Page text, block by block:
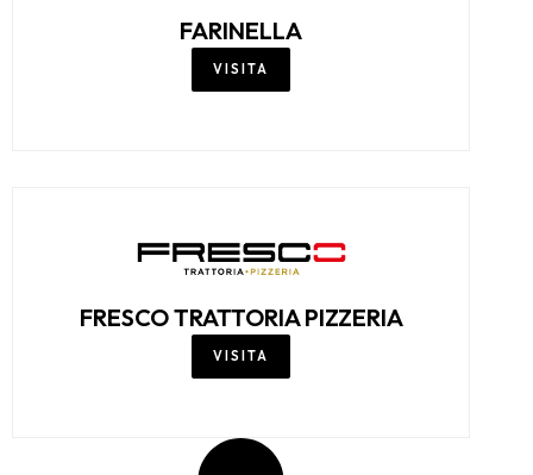
FARINELLA
VISITA
FRESCO TRATTORIA PIZZERIA
VISITA